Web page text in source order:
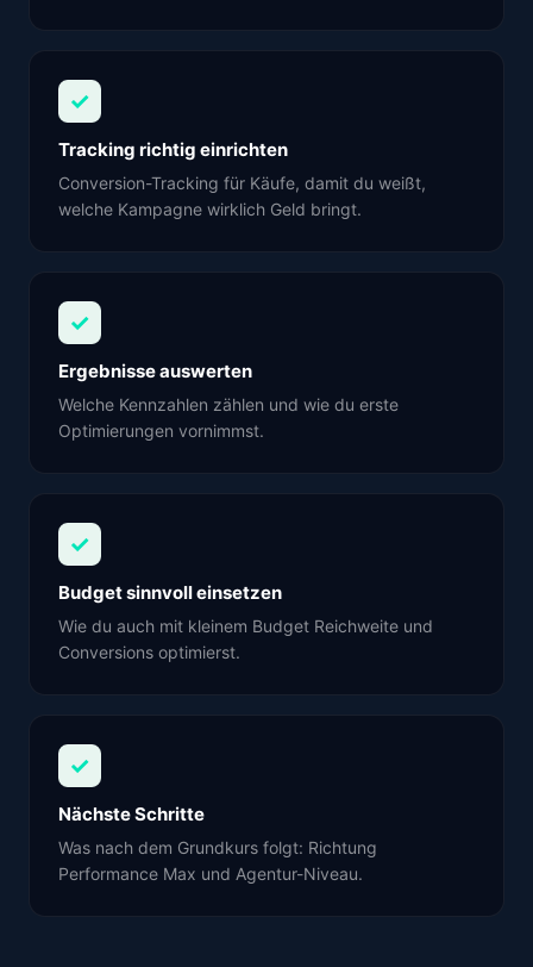
✓
Tracking richtig einrichten
Conversion-Tracking für Käufe, damit du weißt,
welche Kampagne wirklich Geld bringt.
✓
Ergebnisse auswerten
Welche Kennzahlen zählen und wie du erste
Optimierungen vornimmst.
✓
Budget sinnvoll einsetzen
Wie du auch mit kleinem Budget Reichweite und
Conversions optimierst.
✓
Nächste Schritte
Was nach dem Grundkurs folgt: Richtung
Performance Max und Agentur-Niveau.